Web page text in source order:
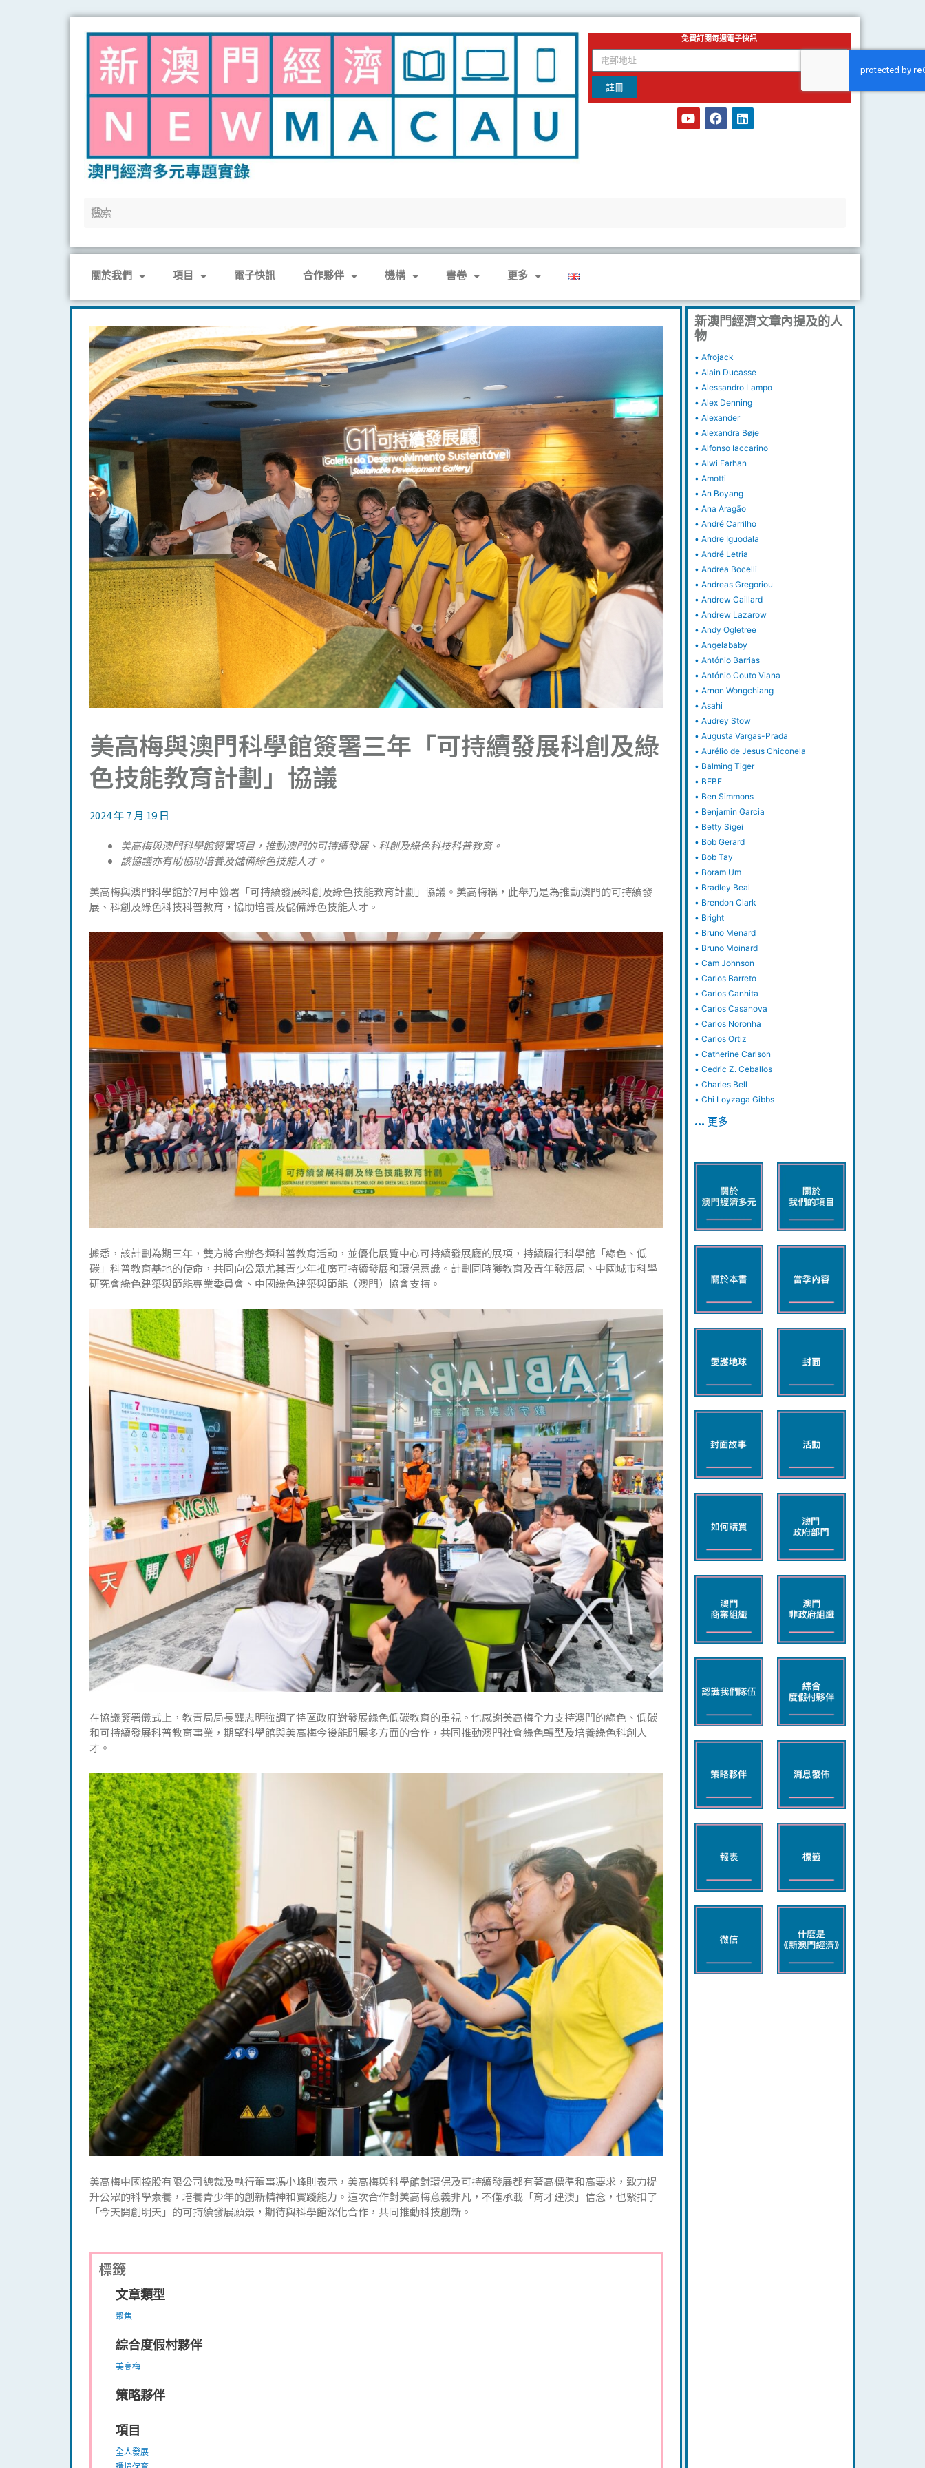
免費訂閱每週電子快訊
email
註冊
關於我們 項目 電子快訊 合作夥伴 機構 書卷 更多
美高梅與澳門科學館簽署三年「可持續發展科創及綠
色技能教育計劃」協議
2024 年 7 月 19 日
美高梅與澳門科學館簽署項目，推動澳門的可持續發展、科創及綠色科技科普教育。
該協議亦有助協助培養及儲備綠色技能人才。
美高梅與澳門科學館於7月中簽署「可持續發展科創及綠色技能教育計劃」協議。美高梅稱，此舉乃是為推動澳門的可持續發
展、科創及綠色科技科普教育，協助培養及儲備綠色技能人才。
據悉，該計劃為期三年，雙方將合辦各類科普教育活動，並優化展覽中心可持續發展廳的展項，持續履行科學館「綠色、低
碳」科普教育基地的使命，共同向公眾尤其青少年推廣可持續發展和環保意識。計劃同時獲教育及青年發展局、中國城市科學
研究會綠色建築與節能專業委員會、中國綠色建築與節能（澳門）協會支持。
在協議簽署儀式上，教青局局長龔志明強調了特區政府對發展綠色低碳教育的重視。他感謝美高梅全力支持澳門的綠色、低碳
和可持續發展科普教育事業，期望科學館與美高梅今後能開展多方面的合作，共同推動澳門社會綠色轉型及培養綠色科創人
才。
美高梅中國控股有限公司總裁及執行董事馮小峰則表示，美高梅與科學館對環保及可持續發展都有著高標準和高要求，致力提
升公眾的科學素養，培養青少年的創新精神和實踐能力。這次合作對美高梅意義非凡，不僅承載「育才建澳」信念，也緊扣了
「今天開創明天」的可持續發展願景，期待與科學館深化合作，共同推動科技創新。
標籤
文章類型
聚焦
綜合度假村夥伴
美高梅
策略夥伴
項目
全人發展
新澳門經濟文章內提及的人
物
•Afrojack
•Alain Ducasse
•Alessandro Lampo
•Alex Denning
•Alexander
•Alexandra Bøje
•Alfonso Iaccarino
•Alwi Farhan
•Amotti
•An Boyang
•Ana Aragão
•André Carrilho
•Andre Iguodala
•André Letria
•Andrea Bocelli
•Andreas Gregoriou
•Andrew Caillard
•Andrew Lazarow
•Andy Ogletree
•Angelababy
•António Barrias
•António Couto Viana
•Arnon Wongchiang
•Asahi
•Audrey Stow
•Augusta Vargas-Prada
•Aurélio de Jesus Chiconela
• Balming Tiger
• BEBE
• Ben Simmons
• Benjamin Garcia
• Betty Sigei
• Bob Gerard
• Bob Tay
• Boram Um
• Bradley Beal
• Brendon Clark
• Bright
• Bruno Menard
• Bruno Moinard
•Cam Johnson
•Carlos Barreto
•Carlos Canhita
•Carlos Casanova
•Carlos Noronha
•Carlos Ortiz
•Catherine Carlson
•Cedric Z. Ceballos
•Charles Bell
•Chi Loyzaga Gibbs
… 更多